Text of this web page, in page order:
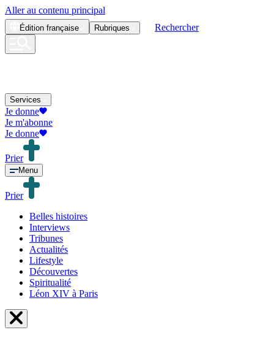
Aller au contenu principal
Édition française Rubriques Rechercher
Services
Je donne
Je m'abonne
Je donne
Prier
Menu
Prier
Belles histoires
Interviews
Tribunes
Actualités
Lifestyle
Découvertes
Spiritualité
Léon XIV à Paris